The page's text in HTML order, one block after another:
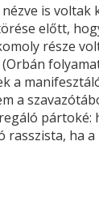
is voltak
előtt,
része
a
a
pártoké:
rasszista, ha